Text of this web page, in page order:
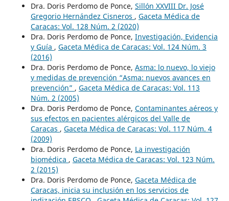
Dra. Doris Perdomo de Ponce, Sillón XXVIII Dr. José
Gregorio Hernández Cisneros , Gaceta Médica de
Caracas: Vol. 128 Núm. 2 (2020)
Dra. Doris Perdomo de Ponce, Investigación, Evidencia
y Guía , Gaceta Médica de Caracas: Vol. 124 Núm. 3
(2016)
Dra. Doris Perdomo de Ponce, Asma: lo nuevo, lo viejo
y medidas de prevención “Asma: nuevos avances en
prevención” , Gaceta Médica de Caracas: Vol. 113
Núm. 2 (2005)
Dra. Doris Perdomo de Ponce, Contaminantes aéreos y
sus efectos en pacientes alérgicos del Valle de
Caracas , Gaceta Médica de Caracas: Vol. 117 Núm. 4
(2009)
Dra. Doris Perdomo de Ponce, La investigación
biomédica , Gaceta Médica de Caracas: Vol. 123 Núm.
2 (2015)
Dra. Doris Perdomo de Ponce, Gaceta Médica de
Caracas, inicia su inclusión en los servicios de